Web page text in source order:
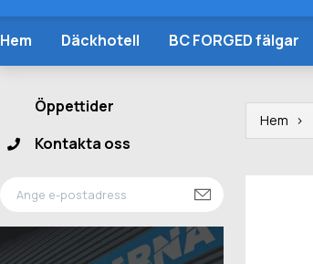
Hem Däckhotell BC FORGED fälgar
Öppettider
Kontakta oss
Hem